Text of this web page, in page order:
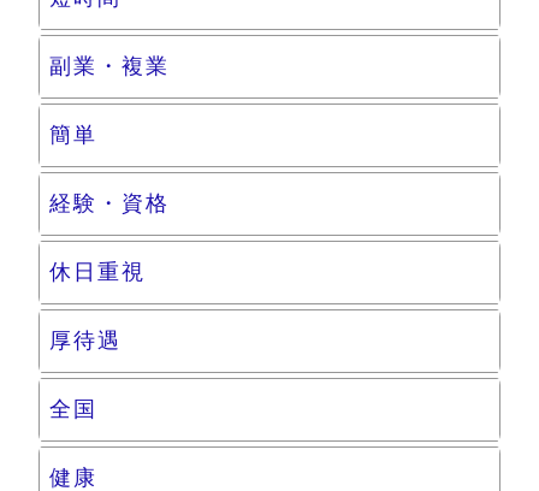
副業・複業
簡単
経験・資格
休日重視
厚待遇
全国
健康